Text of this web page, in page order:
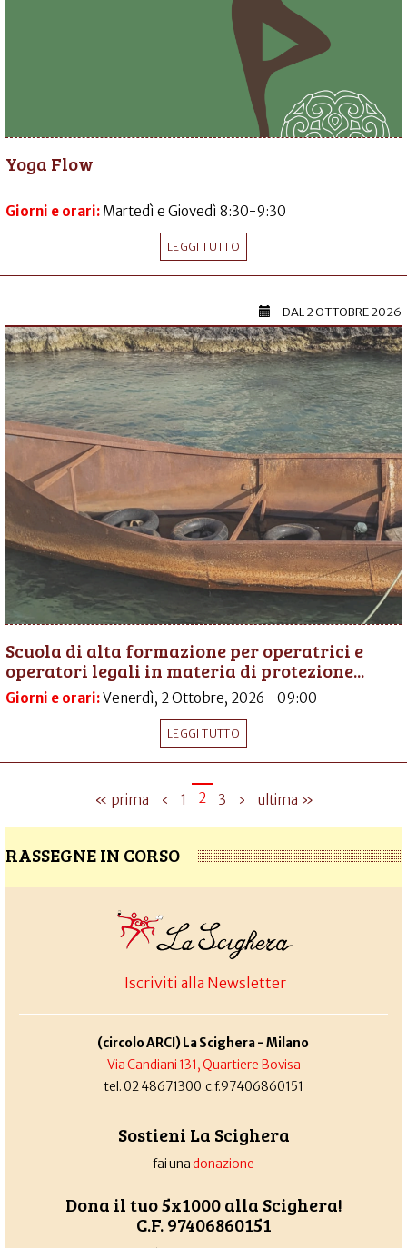
Yoga Flow
Giorni e orari: Martedì e Giovedì 8:30-9:30
LEGGI TUTTO
DAL2 OTTOBRE 2026
Scuola di alta formazione per operatrici e
operatori legali in materia di protezione...
Giorni e orari:Venerdì, 2 Ottobre, 2026 - 09:00
LEGGI TUTTO
« prima ‹ 1 2 3 › ultima »
RASSEGNE IN CORSO
Iscriviti alla Newsletter
(circolo ARCI) La Scighera - Milano
Via Candiani 131, Quartiere Bovisa
tel. 02 48671300 c.f.97406860151
Sostieni La Scighera
fai unadonazione
Dona il tuo 5x1000 alla Scighera!
C.F. 97406860151